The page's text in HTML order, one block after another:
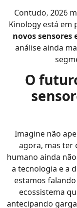
Contudo, 2026
Kinology está em
novos sensores
análise ainda
O
Imagine não
agora, mas ter
humano ainda
a tecnologia e a
estamos
ecossistema
antecipando